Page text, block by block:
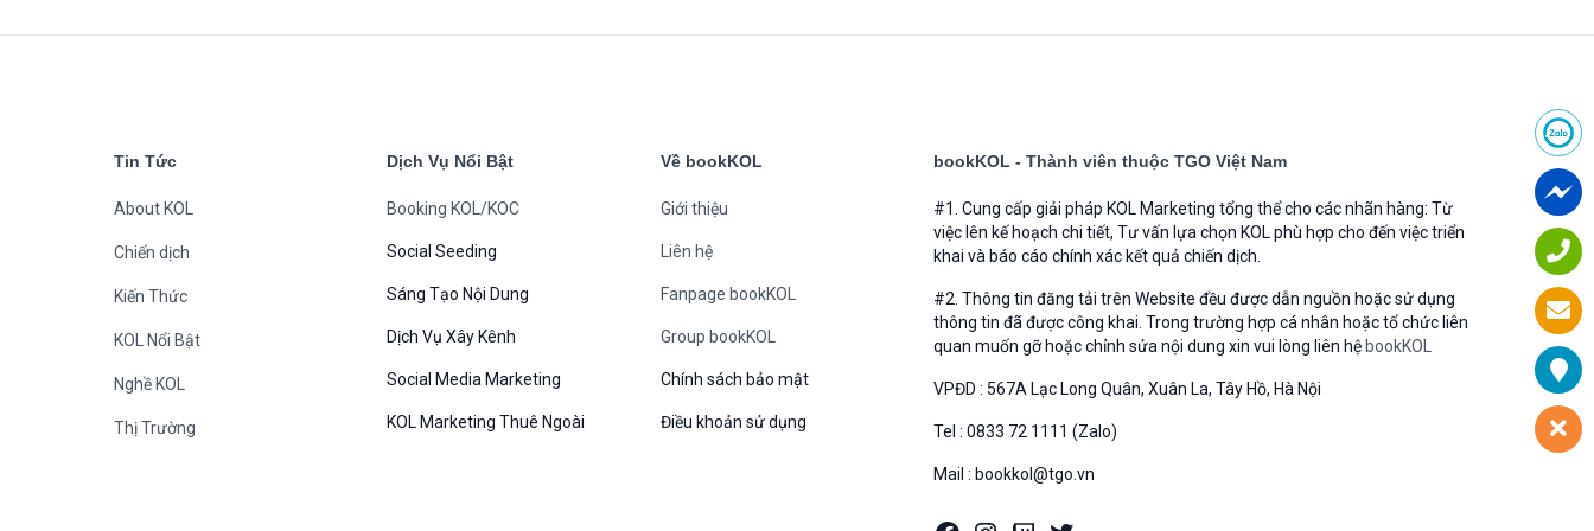
Tin Tức
About KOL
Chiến dịch
Kiến Thức
KOL Nổi Bật
Nghề KOL
Thị Trường
Dịch Vụ Nổi Bật
Booking KOL/KOC
Social Seeding
Sáng Tạo Nội Dung
Dịch Vụ Xây Kênh
Social Media Marketing
KOL Marketing Thuê Ngoài
Về bookKOL
Giới thiệu
Liên hệ
Fanpage bookKOL
Group bookKOL
Chính sách bảo mật
Điều khoản sử dụng
bookKOL - Thành viên thuộc TGO Việt Nam
#1. Cung cấp giải pháp KOL Marketing tổng thể cho các nhãn hàng: Từ
việc lên kế hoạch chi tiết, Tư vấn lựa chọn KOL phù hợp cho đến việc triển
khai và báo cáo chính xác kết quả chiến dịch.
#2. Thông tin đăng tải trên Website đều được dẫn nguồn hoặc sử dụng
thông tin đã được công khai. Trong trường hợp cá nhân hoặc tổ chức liên
quan muốn gỡ hoặc chỉnh sửa nội dung xin vui lòng liên hệ bookKOL
VPĐD : 567A Lạc Long Quân, Xuân La, Tây Hồ, Hà Nội
Tel : 0833 72 1111 (Zalo)
Mail : bookkol@tgo.vn